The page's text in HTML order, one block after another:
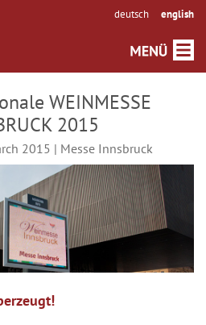
deutsch english
WEINMESSE
2015
2015 | Messe Innsbruck